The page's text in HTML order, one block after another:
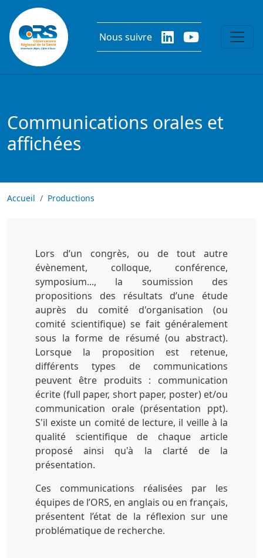
Aller au contenu principal
Nous suivre
Communications orales et
affichées
Accueil Productions
Lors d’un congrès, ou de tout autre
évènement, colloque, conférence,
symposium..., la soumission des
propositions des résultats d’une étude
auprès du comité d'organisation (ou
comité scientifique) se fait généralement
sous la forme de résumé (ou abstract).
Lorsque la proposition est retenue,
différents types de communications
peuvent être produits : communication
écrite (full paper, short paper, poster) et/ou
communication orale (présentation ppt).
S'il existe un comité de lecture, il veille à la
qualité scientifique de chaque article
proposé ainsi qu'à la clarté de la
présentation.
Ces communications réalisées par les
équipes de l’ORS, en anglais ou en français,
présentent l’état de la réflexion sur une
problématique de recherche.